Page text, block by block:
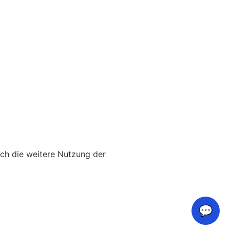
die weitere Nutzung der
💬